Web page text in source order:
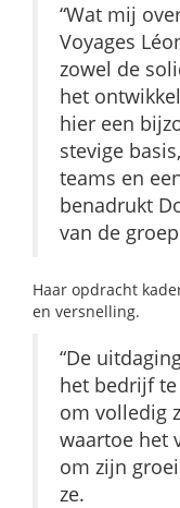
“Wat mij
Voyages
zowel de
het
hier een
stevige
teams en
benadrukt
van de
Haar opdracht
en versnelling.
“De
het bedrijf
om volledig
waartoe het
om zijn
ze.